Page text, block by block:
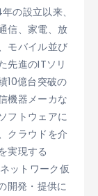
の設立以来、
信、家電、放
モバイル並び
先進のITソリ
10億台突破の
機器メーカな
フトウェアに
クラウドを介
実現する
ットワーク仮
開発・提供に